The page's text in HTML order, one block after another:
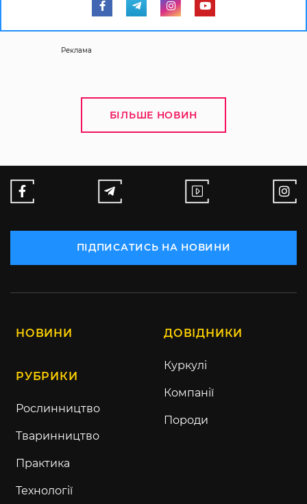
Реклама
БІЛЬШЕ НОВИН
ПІДПИСАТИСЬ НА НОВИНИ
НОВИНИ
РУБРИКИ
Рослинництво
Тваринництво
Практика
Технології
ДОВІДНИКИ
Куркулі
Компанії
Породи